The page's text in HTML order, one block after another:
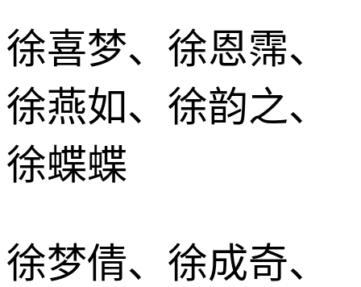
徐喜梦、徐恩霈、
徐燕如、徐韵之、
徐蝶蝶
徐梦倩、徐成奇、